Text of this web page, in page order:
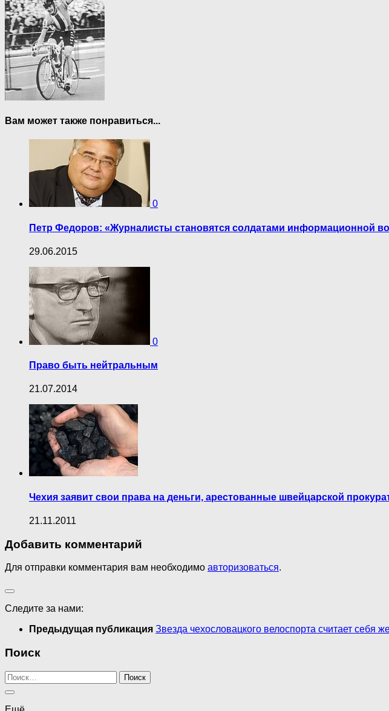
Вам может также понравиться...
0
Петр Федоров: «Журналисты становятся солдатами информационной
29.06.2015
0
Право быть нейтральным
21.07.2014
Чехия заявит свои права на деньги, арестованные швейцарской
21.11.2011
Добавить комментарий
Для отправки комментария вам необходимо авторизоваться.
Следите за нами:
Предыдущая публикация Звезда чехословацкого велоспорта считает себя
Поиск
Найти: